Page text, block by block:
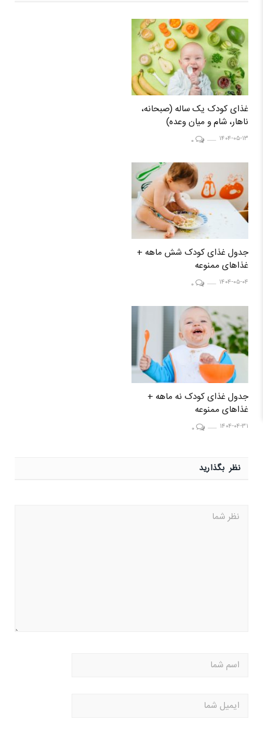
غذای کودک یک ساله (صبحانه،
ناهار، شام و میان وعده)
۱۴۰۴-۰۵-۱۳
جدول غذای کودک شش ماهه +
غذاهای ممنوعه
۱۴۰۴-۰۵-۰۴
جدول غذای کودک نه ماهه +
غذاهای ممنوعه
۱۴۰۴-۰۴-۳۱
نظر بگذارید